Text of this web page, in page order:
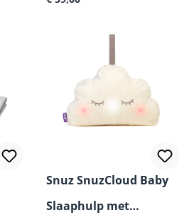
Snuz SnuzCloud Baby
Slaaphulp met